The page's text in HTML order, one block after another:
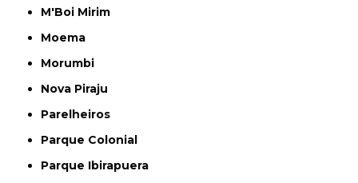
M'Boi Mirim
Moema
Morumbi
Nova Piraju
Parelheiros
Parque Colonial
Parque Ibirapuera